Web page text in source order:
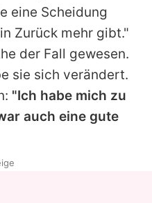
Richtlinien
eine Scheidung
Zurück mehr gibt."
der Fall gewesen.
sie sich verändert.
"Ich habe mich zu
auch eine gute